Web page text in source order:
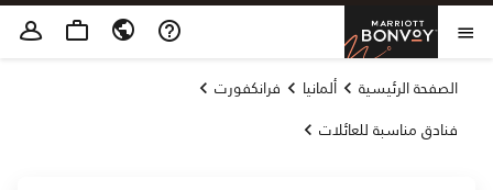
Skip to Content
فتح القائمة
Marriott Bonvoy
الصفحة الرئيسية ألمانيا
فرانكفورت
فنادق مناسبة للعائلات